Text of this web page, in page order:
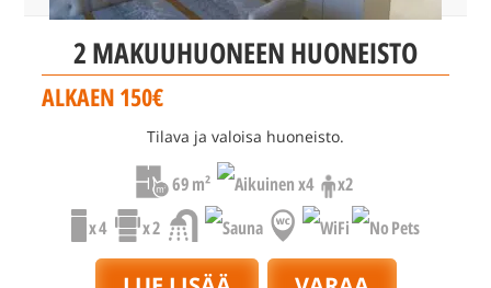
2 MAKUUHUONEEN HUONEISTO
ALKAEN 150€
Tilava ja valoisa huoneisto.
69 m² x4
x2
x 4
x 2